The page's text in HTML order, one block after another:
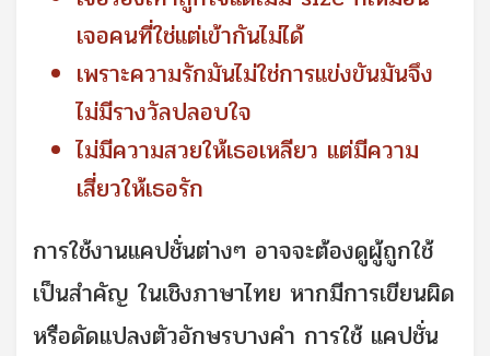
เจอคนที่ใช่แต่เข้ากันไม่ได้
เพราะความรักมันไม่ใช่การแข่งขันมันจึง
ไม่มีรางวัลปลอบใจ
ไม่มีความสวยให้เธอเหลียว แต่มีความ
เสี่ยวให้เธอรัก
การใช้งานแคปชั่นต่างๆ อาจจะต้องดูผู้ถูกใช้
เป็นสำคัญ ในเชิงภาษาไทย หากมีการเขียนผิด
หรือดัดแปลงตัวอักษรบางคำ การใช้ แคปชั่น